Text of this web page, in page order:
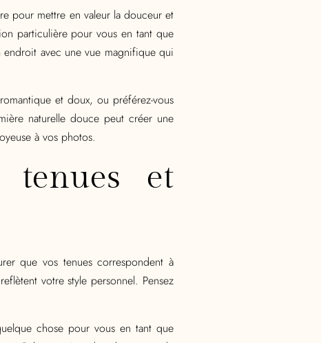
pour mettre en valeur la douceur et
particulière pour vous en tant que
endroit avec une vue magnifique qui
et doux, ou préférez-vous
naturelle douce peut créer une
à vos photos.
tenues et
que vos tenues correspondent à
votre style personnel. Pensez
chose pour vous en tant que